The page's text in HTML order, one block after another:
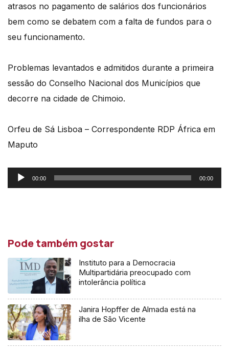
atrasos no pagamento de salários dos funcionários
bem como se debatem com a falta de fundos para o
seu funcionamento.
Problemas levantados e admitidos durante a primeira
sessão do Conselho Nacional dos Municípios que
decorre na cidade de Chimoio.
Orfeu de Sá Lisboa – Correspondente RDP África em
Maputo
Reprodutor
de
00:00 00:00
Pode também gostar
Instituto para a Democracia
Multipartidária preocupado com
intolerância política
Janira Hopffer de Almada está na
ilha de São Vicente